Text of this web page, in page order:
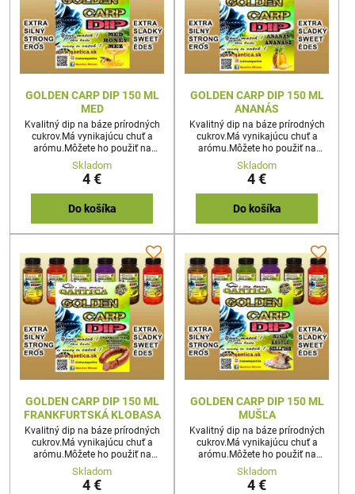
GOLDEN CARP DIP 150 ML
MED
Kvalitný dip na báze prírodných
cukrov.Má vynikajúcu chuť a
arómu.Môžete ho použiť na
akúkoľvek nástrahu
Skladom
4 €
Do košíka
GOLDEN CARP DIP 150 ML
ANANÁS
Kvalitný dip na báze prírodných
cukrov.Má vynikajúcu chuť a
arómu.Môžete ho použiť na
akúkoľvek nástrahu
Skladom
4 €
Do košíka
GOLDEN CARP DIP 150 ML
FRANKFURTSKÁ KLOBASA
Kvalitný dip na báze prírodných
cukrov.Má vynikajúcu chuť a
arómu.Môžete ho použiť na
akúkoľvek nástrahu
Skladom
4 €
GOLDEN CARP DIP 150 ML
MUŠĽA
Kvalitný dip na báze prírodných
cukrov.Má vynikajúcu chuť a
arómu.Môžete ho použiť na
akúkoľvek nástrahu
Skladom
4 €